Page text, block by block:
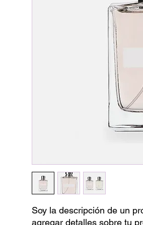
Soy la descripción de un
agregar detalles sobre tu